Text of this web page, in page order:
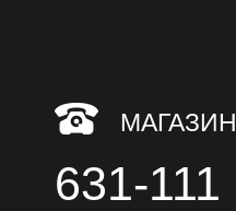
МАГАЗИН
631-111